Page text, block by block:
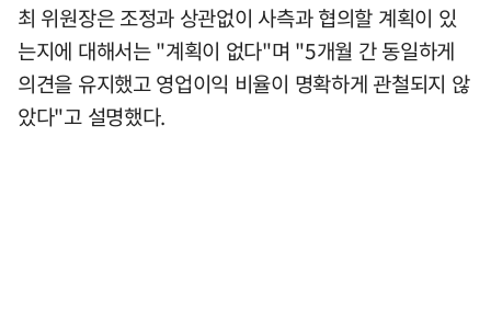
최 위원장은 조정과 상관없이 사측과 협의할 계획이 있
는지에 대해서는 "계획이 없다"며 "5개월 간 동일하게
의견을 유지했고 영업이익 비율이 명확하게 관철되지 않
았다"고 설명했다.